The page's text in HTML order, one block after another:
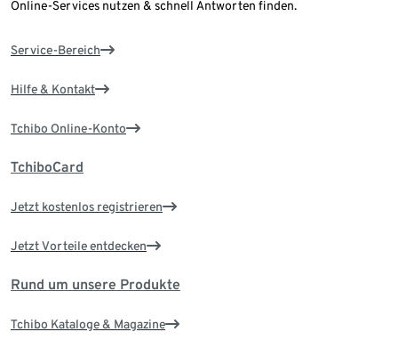
Online-Services nutzen & schnell Antworten finden.
Service-Bereich
Hilfe & Kontakt
Tchibo Online-Konto
TchiboCard
Jetzt kostenlos registrieren
Jetzt Vorteile entdecken
Rund um unsere Produkte
Tchibo Kataloge & Magazine